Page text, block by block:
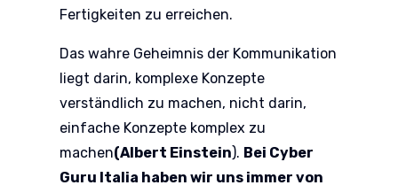
Fertigkeiten zu erreichen.
Das wahre Geheimnis der Kommunikation
liegt darin, komplexe Konzepte
verständlich zu machen, nicht darin,
einfache Konzepte komplex zu
machen(Albert Einstein). Bei Cyber
Guru Italia haben wir uns immer von